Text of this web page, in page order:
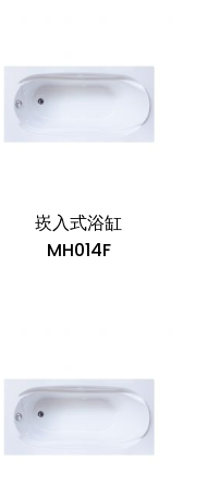
崁入式浴缸
MH014F